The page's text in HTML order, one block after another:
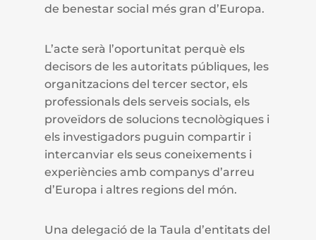
de benestar social més gran d’Europa.
L’acte serà l’oportunitat perquè els
decisors de les autoritats públiques, les
organitzacions del tercer sector, els
professionals dels serveis socials, els
proveïdors de solucions tecnològiques i
els investigadors puguin compartir i
intercanviar els seus coneixements i
experiències amb companys d’arreu
d’Europa i altres regions del món.
Una delegació de la Taula d’entitats del